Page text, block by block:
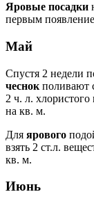
Яровые посадки
первым
Май
Спустя 2 недели
чеснок поливают
2 ч. л.
на кв. м.
Для ярового
взять 2 ст.л.
кв. м.
Июнь